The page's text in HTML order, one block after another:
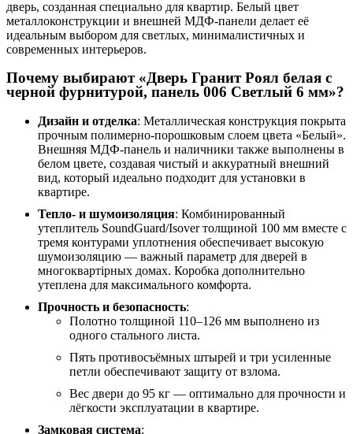
дверь, созданная специально для квартир. Белый цвет
металлоконструкции и внешней МДФ-панели делает её
идеальным выбором для светлых, минималистичных и
современных интерьеров.
Почему выбирают «Дверь Гранит Роял белая с
черной фурнитурой, панель 006 Светлый 6 мм»?
Дизайн и отделка: Металлическая конструкция покрыта
прочным полимерно-порошковым слоем цвета «Белый».
Внешняя МДФ-панель и наличники также выполнены в
белом цвете, создавая чистый и аккуратный внешний
вид, который идеально подходит для установки в
квартире.
Тепло- и шумоизоляция: Комбинированный
утеплитель SoundGuard/Isover толщиной 100 мм вместе с
тремя контурами уплотнения обеспечивает высокую
шумоизоляцию — важный параметр для дверей в
многоквартірных домах. Коробка дополнительно
утеплена для максимального комфорта.
Прочность и безопасность:
Полотно толщиной 110–126 мм выполнено из
одного стального листа.
Пять противосъёмных штырей и три усиленные
петли обеспечивают защиту от взлома.
Вес двери до 95 кг — оптимально для прочности и
лёгкости эксплуатации в квартире.
Замковая система: